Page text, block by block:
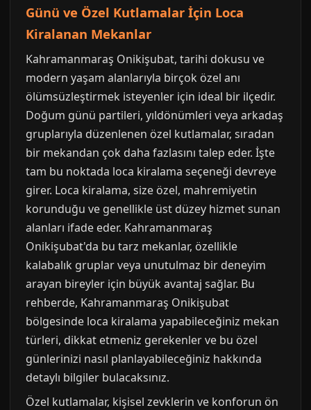
Günü ve Özel Kutlamalar İçin Loca
Kiralanan Mekanlar
Kahramanmaraş Onikişubat, tarihi dokusu ve
modern yaşam alanlarıyla birçok özel anı
ölümsüzleştirmek isteyenler için ideal bir ilçedir.
Doğum günü partileri, yıldönümleri veya arkadaş
gruplarıyla düzenlenen özel kutlamalar, sıradan
bir mekandan çok daha fazlasını talep eder. İşte
tam bu noktada loca kiralama seçeneği devreye
girer. Loca kiralama, size özel, mahremiyetin
korunduğu ve genellikle üst düzey hizmet sunan
alanları ifade eder. Kahramanmaraş
Onikişubat'da bu tarz mekanlar, özellikle
kalabalık gruplar veya unutulmaz bir deneyim
arayan bireyler için büyük avantaj sağlar. Bu
rehberde, Kahramanmaraş Onikişubat
bölgesinde loca kiralama yapabileceğiniz mekan
türleri, dikkat etmeniz gerekenler ve bu özel
günlerinizi nasıl planlayabileceğiniz hakkında
detaylı bilgiler bulacaksınız.
Özel kutlamalar, kişisel zevklerin ve konforun ön